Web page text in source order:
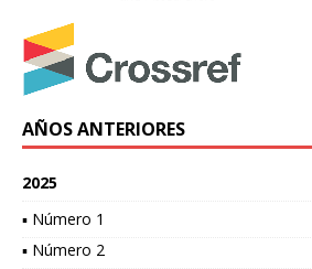
AÑOS ANTERIORES
2025
▪ Número 1
▪ Número 2